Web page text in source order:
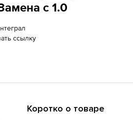
с 1.0
ссылку
Коротко о товаре